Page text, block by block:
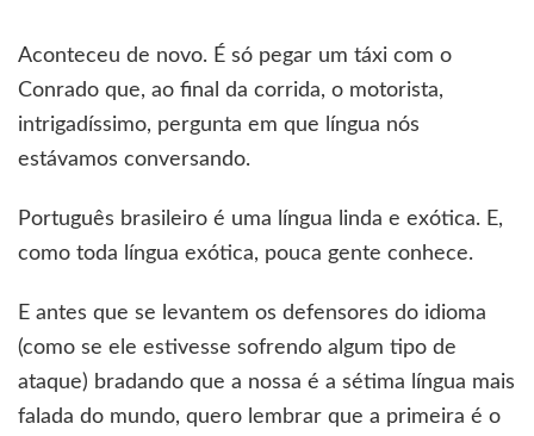
Aconteceu de novo. É só pegar um táxi com o
Conrado que, ao final da corrida, o motorista,
intrigadíssimo, pergunta em que língua nós
estávamos conversando.
Português brasileiro é uma língua linda e exótica. E,
como toda língua exótica, pouca gente conhece.
E antes que se levantem os defensores do idioma
(como se ele estivesse sofrendo algum tipo de
ataque) bradando que a nossa é a sétima língua mais
falada do mundo, quero lembrar que a primeira é o